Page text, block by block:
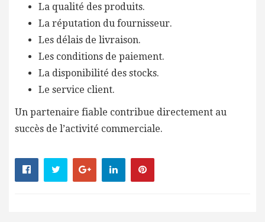
La qualité des produits.
La réputation du fournisseur.
Les délais de livraison.
Les conditions de paiement.
La disponibilité des stocks.
Le service client.
Un partenaire fiable contribue directement au
succès de l’activité commerciale.